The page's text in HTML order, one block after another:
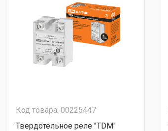
Код товара: 00225447
Твердотельное реле "TDM"